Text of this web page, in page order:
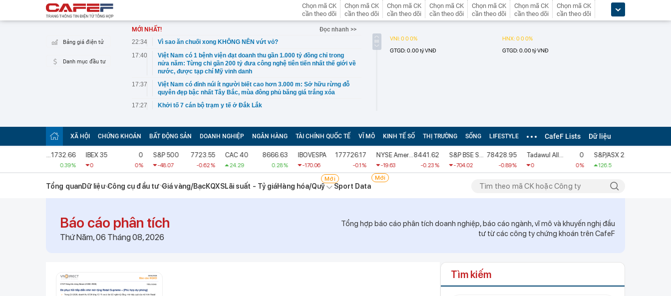
Chọn mã CK
cần theo dõi
Chọn mã CK
cần theo dõi
Chọn mã CK
cần theo dõi
Chọn mã CK
cần theo dõi
Chọn mã CK
cần theo dõi
Chọn mã CK
cần theo dõi
Chọn mã CK
cần theo dõi
Bảng giá điện tử
Danh mục đầu tư
MỚI NHẤT!
Đọc nhanh >>
22:34
Vì sao ăn chuối xong KHÔNG NÊN vứt vỏ?
17:40
Việt Nam có 1 bệnh viện đạt doanh thu gần 1.000 tỷ đồng chỉ trong
nửa năm: Từng chi gần 200 tỷ đưa công nghệ tiên tiến nhất thế giới về
nước, được tạp chí Mỹ vinh danh
17:37
Việt Nam có đỉnh núi ít người biết cao hơn 3.000 m: Sở hữu rừng đỗ
quyên đẹp bậc nhất Tây Bắc, mùa đông phủ băng giá trắng xóa
17:27
Khởi tố 7 cán bộ trạm y tế ở Đắk Lắk
17:07
Honda lỗ 10 tỷ USD từ xe điện năm 2025-2026, ước tính lỗ thêm 3,3 tỷ
USD năm 2026-2027
17:04
Cựu vương ngành thép lỗ lũy kế hơn 3.800 tỷ, khoản phải trả nhóm
17:04
Đúng 15 ngày nữa, chứng khoán Việt Nam đón một thông tin quan
trọng
giới siêu giàu 'nháo nhào' tìm cách nộp tiền
17:02
Một cổ phiếu HOSE "bốc đầu" kịch trần 5 phiên liên tiếp sau khi báo lãi
quý 2 đột biến
17:01
XÃ HỘI CHỨNG KHOÁN BẤT ĐỘNG SẢN DOANH NGHIỆP NGÂN HÀNG TÀI CHÍNH QUỐC TẾ VĨ MÔ KINH TẾ SỐ THỊ TRƯỜNG SỐNG LIFESTYLE CafeF Lists Dữ liệu
1732.66
0.39 %
IBEX 35
0
S&P 500
-48.07
7723.55
-0.62 %
CAC 40
24.29
8666.63
0.28 %
IBOVESPA
-170.06
177726.17 NYSE American Composite Index
-19.63
8441.62
-0.23 %
S&P BSE SENSEX
-704.02
78428.95
-0.89 %
Tadawul All Shares Index
0
S&P/ASX 200 [XJO]
126.5
9145.8
Tổng quanDữ liệu Công cụ đầu tư Giá vàng/BạcKQXSLãi suất - Tỷ giáHàng hóa/Quỹ
Mới
Sport Data
Mới
Báo cáo phân tích
Thứ Năm, 06 Tháng 08, 2026
Tổng hợp báo cáo phân tích doanh nghiệp, báo cáo ngành, vĩ mô và khuyến nghị đầu
tư từ các công ty chứng khoán trên CafeF
Tìm kiếm